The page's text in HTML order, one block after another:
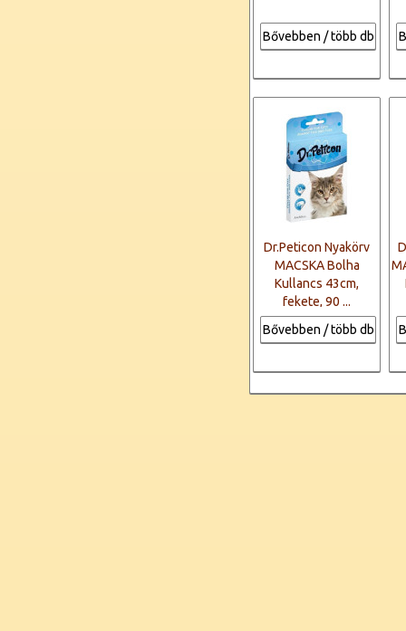
Bővebben / több db
Dr.Peticon Nyakörv
MACSKA Bolha
Kullancs 43cm,
fekete, 90 ...
Bővebben / több db